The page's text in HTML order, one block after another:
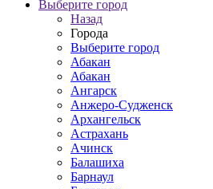
Выберите город
Назад
Города
Выберите город
Абакан
Абакан
Ангарск
Анжеро-Судженск
Архангельск
Астрахань
Ачинск
Балашиха
Барнаул